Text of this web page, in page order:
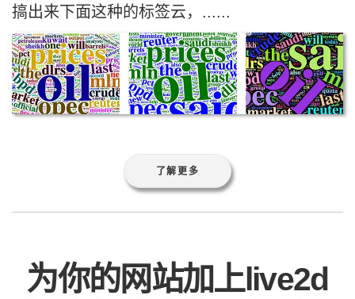
搞出来下面这种的标签云，......
了解更多
为你的网站加上live2d